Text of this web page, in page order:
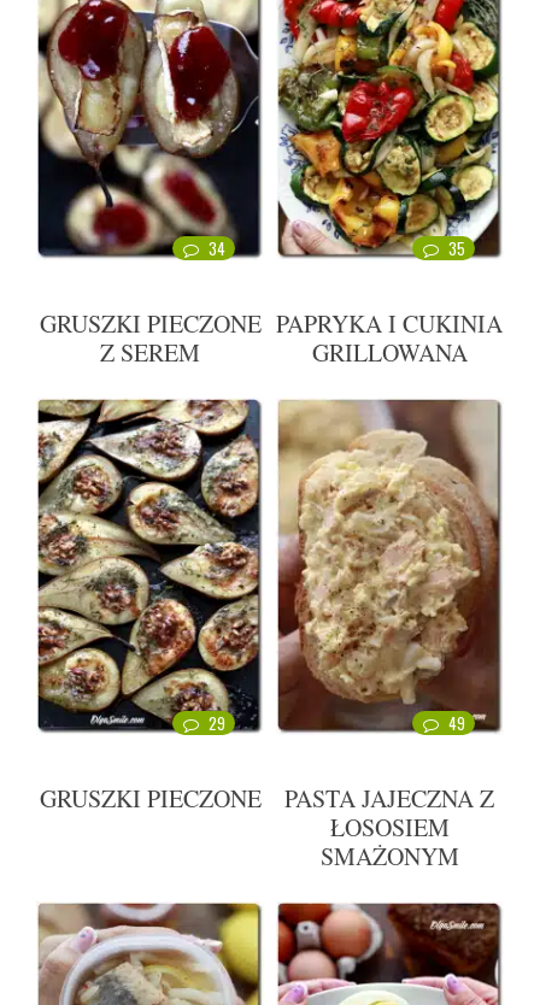
34
GRUSZKI PIECZONE
Z SEREM
35
PAPRYKA I CUKINIA
GRILLOWANA
29
GRUSZKI PIECZONE
49
PASTA JAJECZNA Z
ŁOSOSIEM
SMAŻONYM